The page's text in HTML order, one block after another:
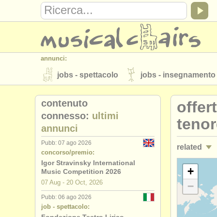
annunci:
jobs - spettacolo jobs - insegnamento
strumenti in vendita strumenti rubati
elenchi:
orchestre e teatri lirici conservatori
musicalchairs:
riguardo musicalchairs contattaci
editori:
pubblica con noi find out about our
related
jobs -
corsi: voci
degree
+
−
contenuto
connesso: ultimi
annunci
Pubb: 07 ago 2026
concorso/premio:
Igor Stravinsky International
Music Competition 2026
07 Aug - 20 Oct, 2026
Pubb: 06 ago 2026
job - spettacolo: